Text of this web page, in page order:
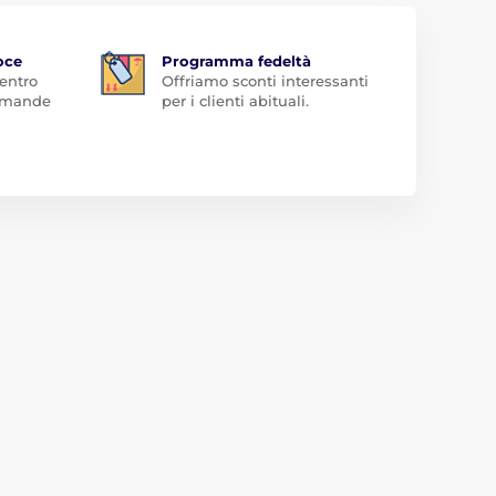
Programma fedeltà
Offriamo sconti interessanti
per i clienti abituali.